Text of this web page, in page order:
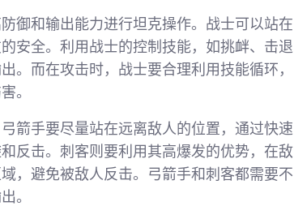
御和输出能力进行坦克操作。战士可以站在
安全。利用战士的控制技能，如挑衅、击退
。而在攻击时，战士要合理利用技能循环，
。
箭手要尽量站在远离敌人的位置，通过快速
反击。刺客则要利用其高爆发的优势，在敌
，避免被敌人反击。弓箭手和刺客都需要不
。